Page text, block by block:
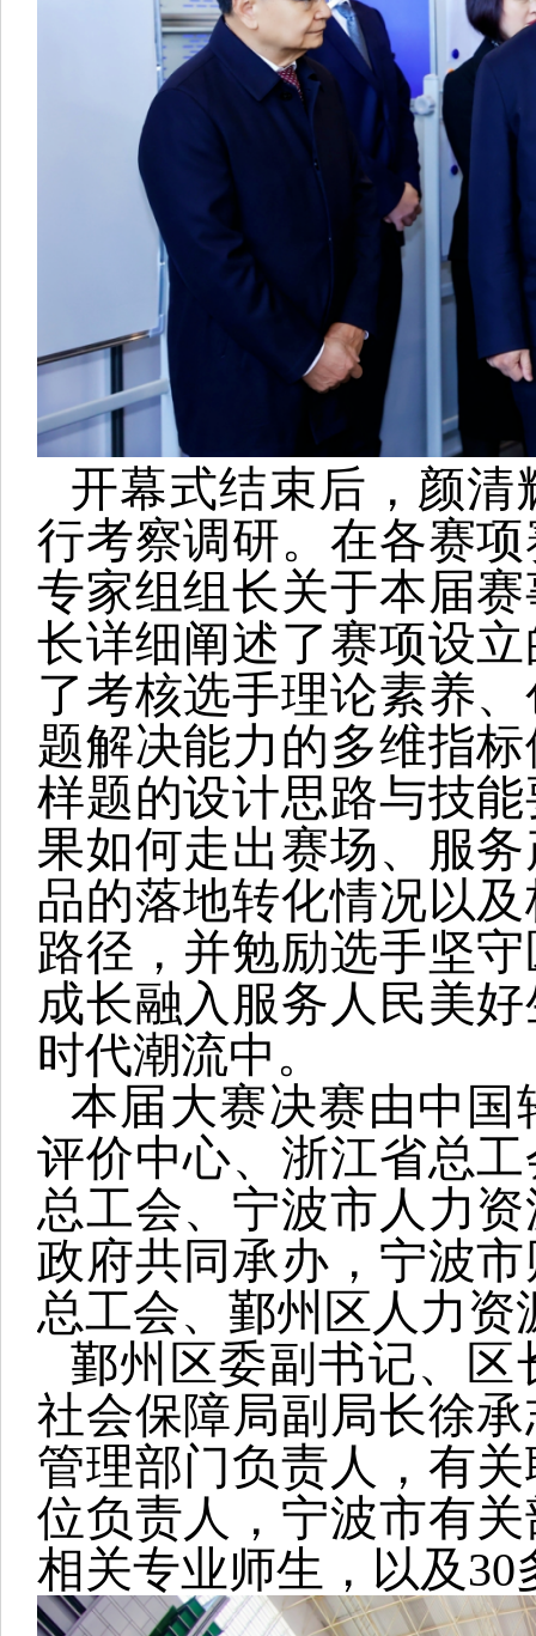
开幕式结束后，颜
行考察调研。在各赛
专家组组长关于本届
长详细阐述了赛项设
了考核选手理论素养
题解决能力的多维指
样题的设计思路与技
果如何走出赛场、服
品的落地转化情况以
路径，并勉励选手坚
成长融入服务人民美
时代潮流中。
本届大赛决赛由中
评价中心、浙江省总
总工会、宁波市人力
政府共同承办，宁波
总工会、鄞州区人力
鄞州区委副书记、
社会保障局副局长徐
管理部门负责人，有
位负责人，宁波市有
相关专业师生，以及